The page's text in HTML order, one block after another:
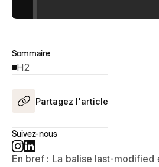
Sommaire
H2
Partagez l'article
Suivez-nous
En bref : La balise last-modified